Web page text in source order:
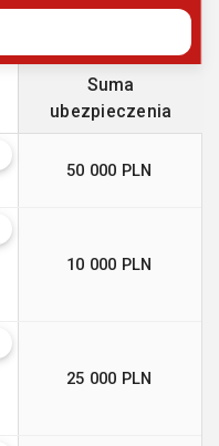
Suma
ubezpieczenia
50 000 PLN
10 000 PLN
25 000 PLN